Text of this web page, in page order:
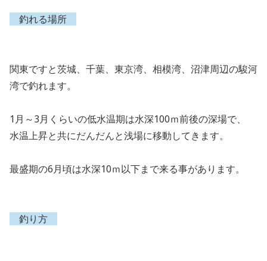
釣れる場所
関東ですと茨城、千葉、東京湾、相模湾、沼津周辺の駿河
湾で釣れます。
1月～3月くらいの低水温期は水深100ｍ前後の深場で、
水温上昇と共にだんだんと浅場に移動してきます。
最盛期の6月頃は水深10ｍ以下まで来る事があります。
釣り方